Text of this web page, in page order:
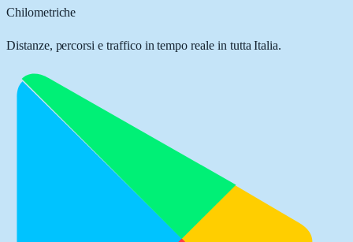
Chilometriche
Distanze, percorsi e traffico in tempo reale in tutta Italia.